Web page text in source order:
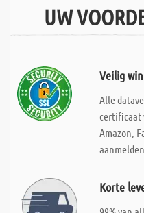
UW
Veilig
Alle
certificaat
Amazon,
Korte